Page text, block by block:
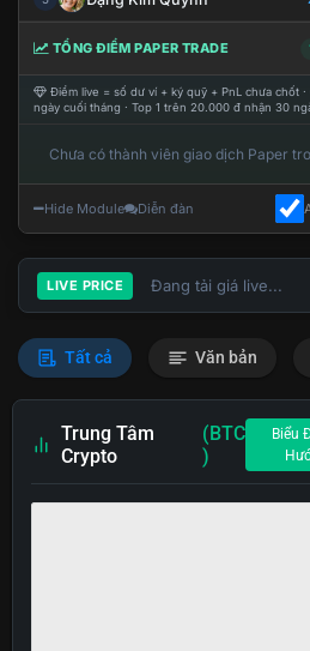
TỔNG ĐIỂM PAPER TRADE
Điểm live = số dư ví + ký quỹ + PnL chưa chốt ·
ngày cuối tháng · Top 1 trên 20.000 đ nhận 30
Chưa có thành viên giao dịch Paper
Hide Module Diễn đàn
LIVE PRICE Đang tải giá live...
Tất cả Văn bản
Trung Tâm
Crypto
(BTC
)
Biểu